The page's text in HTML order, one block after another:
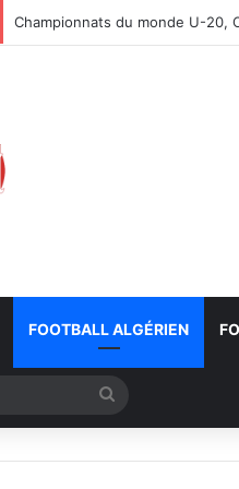
Championnats du monde U-20,
FOOTBALL ALGÉRIEN